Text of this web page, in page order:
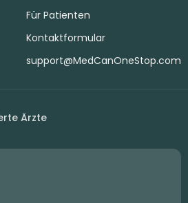
Für Patienten
Kontaktformular
support@MedCanOneStop.com
Ärzte